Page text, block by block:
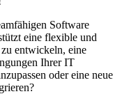
Software
eine flexible und
entwickeln, eine
Ihrer IT
oder eine neue